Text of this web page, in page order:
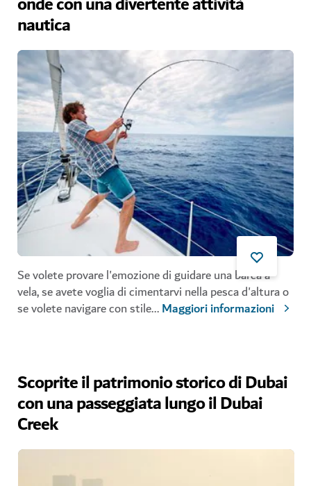
nautica
Se volete provare l'emozione di guidare una barca a
vela, se avete voglia di cimentarvi nella pesca d'altura o
se volete navigare con stile...Maggiori informazioni
Scoprite il patrimonio storico di Dubai
con una passeggiata lungo il Dubai
Creek